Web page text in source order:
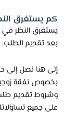
كم يستغرق
يستغرق النظر
بعد تقديم الطلب.
إلى هنا نصل إلى
بخصوص نفقة
وشروط تقديم
على جميع